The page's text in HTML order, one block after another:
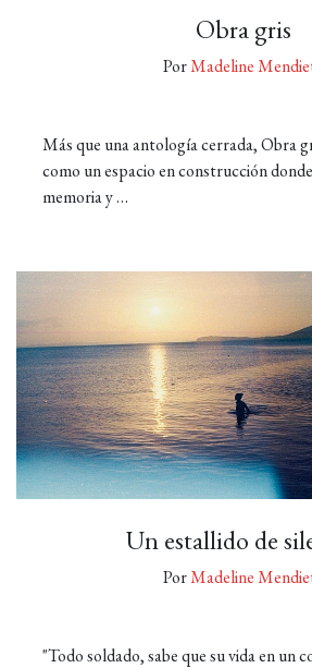
Obra gris
PorMadeline
Más que una antología cerrada, Obra
como un espacio en construcción
memoria y …
Un estallido de
PorMadeline
"Todo soldado, sabe que su vida en un